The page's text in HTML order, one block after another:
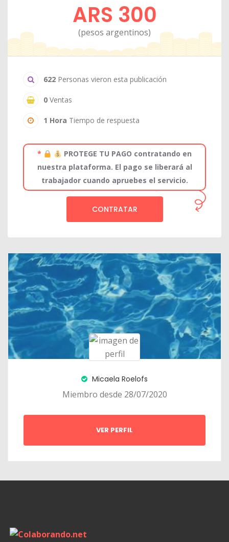
ARS 300
(pesos argentinos)
622 Personas vieron esta publicación
0 Ventas
1 Hora Tiempo de respuesta
*
PROTEGE TU PAGO contratando en
nuestra plataforma. El pago se liberará al
trabajador cuando apruebes el servicio.
CONTRATAR
Micaela Roelofs
Miembro desde 28/07/2020
VER PERFIL